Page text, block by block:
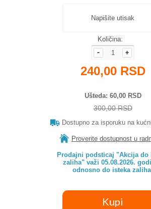
Napišite utisak
Količina:
240,00 RSD
Ušteda 60,00 RSD
300,00 RSD
Dostupno za isporuku na
Proverite dostupnost u
Prodajni podsticaj "Akcija do
zaliha" važi 05.08.2026.
odnosno do isteka